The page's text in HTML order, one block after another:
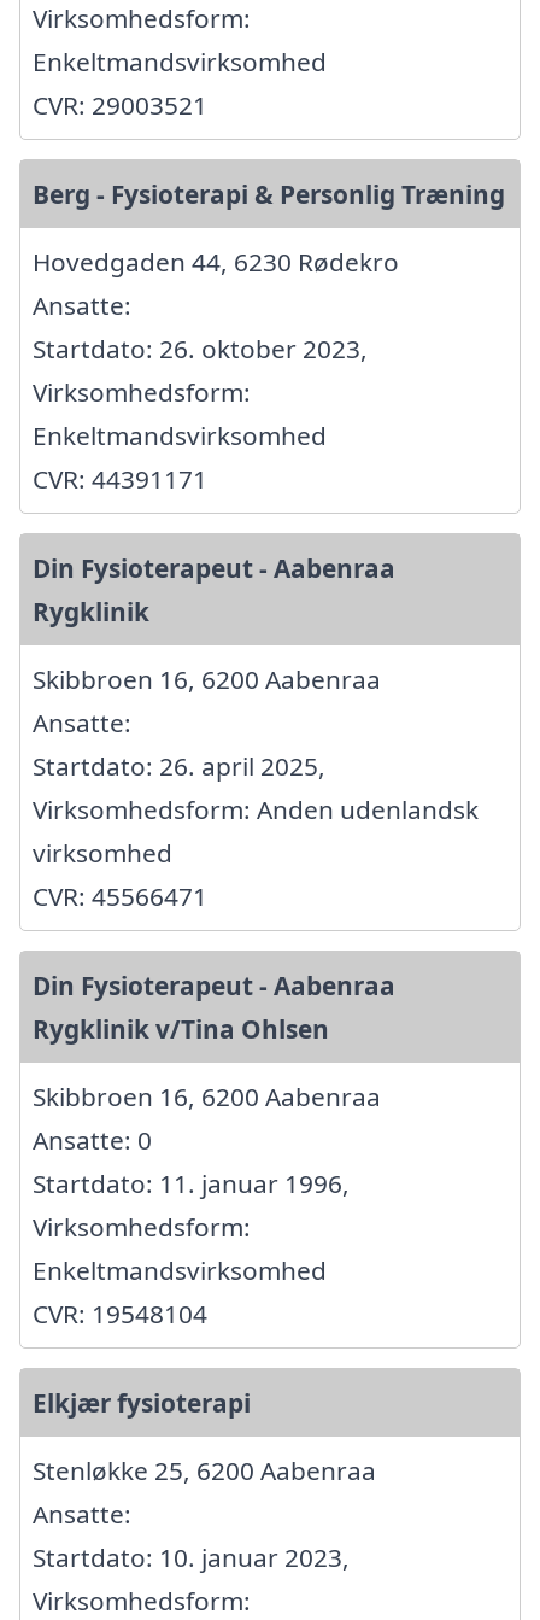
Virksomhedsform:
Enkeltmandsvirksomhed
CVR: 29003521
Berg - Fysioterapi & Personlig Træning
Hovedgaden 44, 6230 Rødekro
Ansatte:
Startdato: 26. oktober 2023,
Virksomhedsform:
Enkeltmandsvirksomhed
CVR: 44391171
Din Fysioterapeut - Aabenraa
Rygklinik
Skibbroen 16, 6200 Aabenraa
Ansatte:
Startdato: 26. april 2025,
Virksomhedsform: Anden udenlandsk
virksomhed
CVR: 45566471
Din Fysioterapeut - Aabenraa
Rygklinik v/Tina Ohlsen
Skibbroen 16, 6200 Aabenraa
Ansatte: 0
Startdato: 11. januar 1996,
Virksomhedsform:
Enkeltmandsvirksomhed
CVR: 19548104
Elkjær fysioterapi
Stenløkke 25, 6200 Aabenraa
Ansatte:
Startdato: 10. januar 2023,
Virksomhedsform: